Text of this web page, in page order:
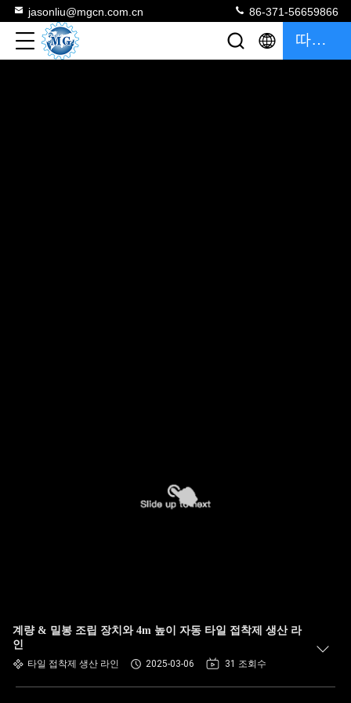
jasonliu@mgcn.com.cn 86-371-56659866
따옴표
계량 & 밀봉 조립 장치와 4m 높이 자동 타일 접착제 생산 라
인
타일 접착제 생산 라인 2025-03-06 31 조회수